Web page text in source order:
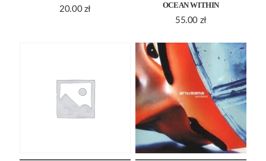
20.00 zł
OCEAN WITHIN
55.00 zł